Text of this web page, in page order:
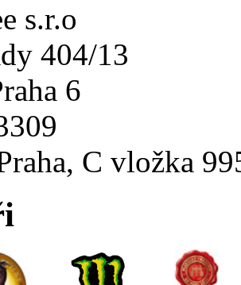
s.r.o
404/13
6
C vložka